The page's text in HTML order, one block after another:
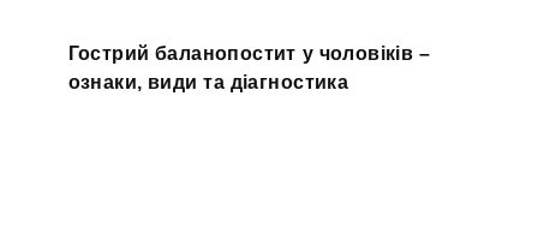
Гострий баланопостит у чоловіків –
ознаки, види та діагностика